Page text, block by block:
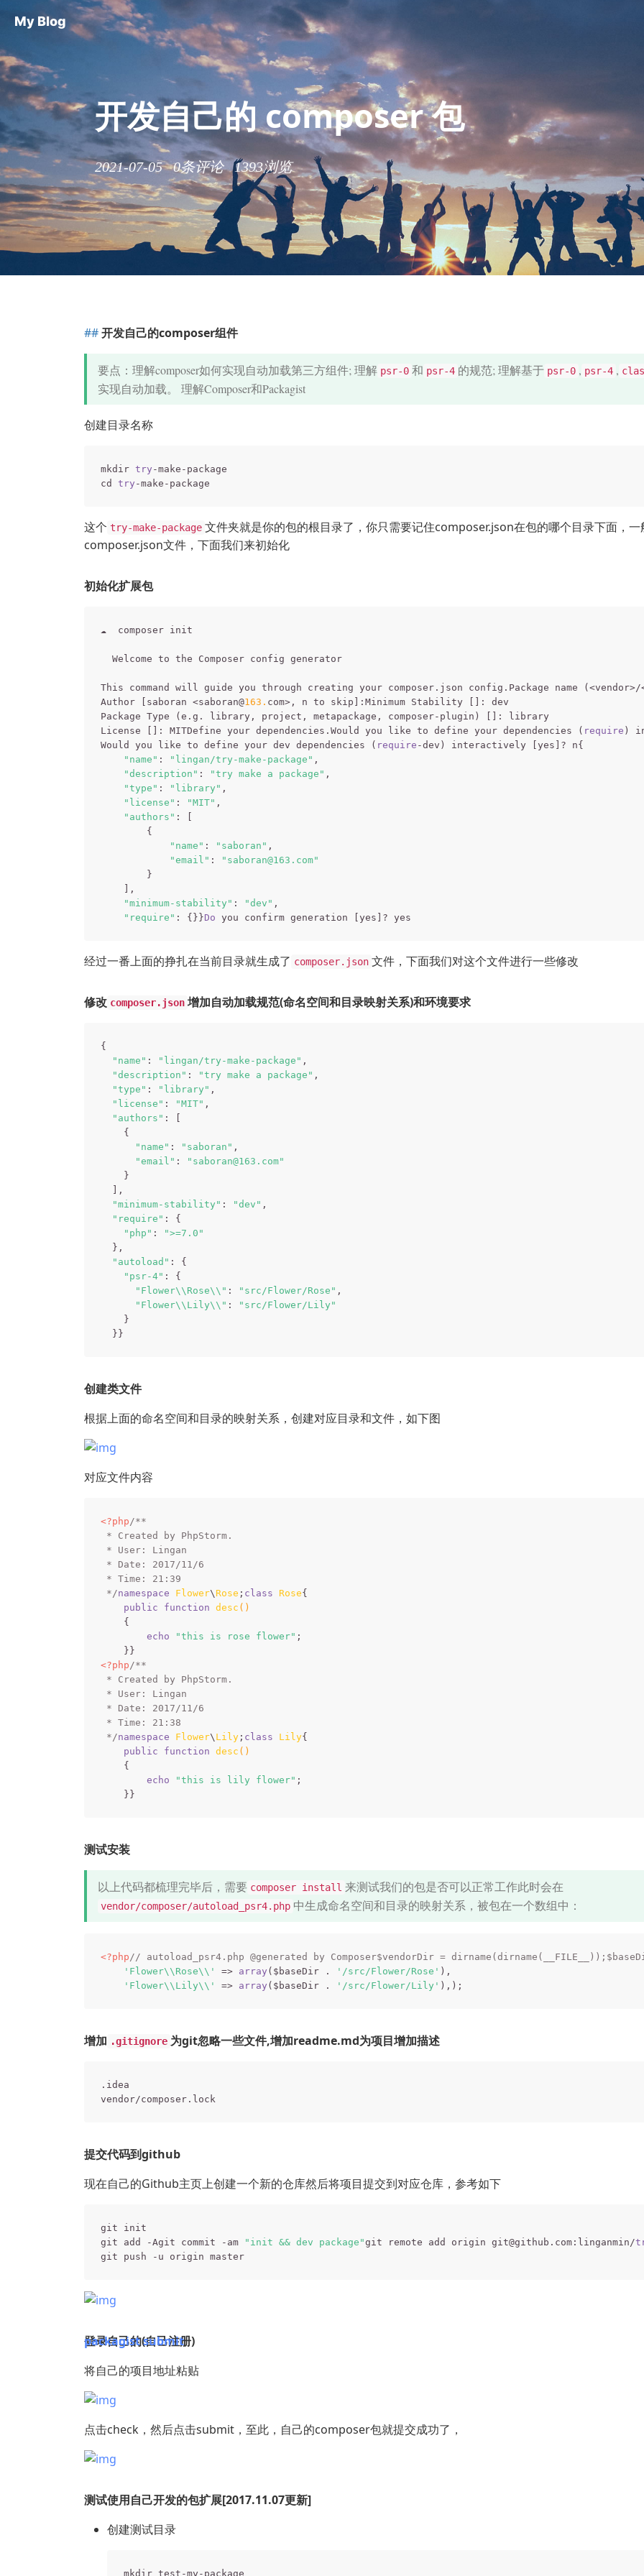
My Blog
开发自己的 composer 包
2021-07-050条评论1393浏览
开发自己的composer组件
要点：理解composer如何实现自动加载第三方组件; 理解 psr-0 和 psr-4 的规范; 理解基于 psr-0 , psr-4 ,
实现自动加载。 理解Composer和Packagist
创建目录名称
mkdir try -make-package
cd try
这个 try-make-package 文件夹就是你的包的根目录了，你只需要记住composer.json在包的哪个目录下面，
composer.json文件，下面我们来初始化
初始化扩展包
☁  composer init
  Welcome to the Composer config generator
This command will guide you through creating your composer.json config.Package name (<vendor>/
Author [saboran <saboran@163. com>, n to skip]:Minimum Stability []: dev
Package Type (e.g. library, project, metapackage, composer-plugin) []: library
License []: MITDefine your dependencies.Would you like to define your dependencies ( require )
Would you like to define your dev dependencies ( require -dev) interactively [yes]? n{
"name" : "lingan/try-make-package" ,
"description" : "try make a package" ,
"type" : "library" ,
"license" : "MIT" ,
"authors" : [
        {
"name" : "saboran" ,
"email" :
"saboran@163.com"
        }
    ],
"minimum-stability" : "dev" ,
"require" : {}}Do
经过一番上面的挣扎在当前目录就生成了 composer.json 文件，下面我们对这个文件进行一些修改
修改 composer.json 增加自动加载规范(命名空间和目录映射关系)和环境要求
{
"name" : "lingan/try-make-package" ,
"description" : "try make a package" ,
"type" : "library" ,
"license" : "MIT" ,
"authors" : [
    {
"name" : "saboran" ,
"email" :
"saboran@163.com"
    }
  ],
"minimum-stability" : "dev" ,
"require" : {
"php" :
">=7.0"
  },
"autoload" : {
"psr-4" : {
"Flower\\Rose\\" : "src/Flower/Rose" ,
"Flower\\Lily\\" :
"src/Flower/Lily"
    }
创建类文件
根据上面的命名空间和目录的映射关系，创建对应目录和文件，如下图
对应文件内容
<?php /**
* Created by PhpStorm.
* User: Lingan
* Date: 2017/11/6
* Time: 21:39
*/namespace Flower\ Rose ; class Rose{
public
function desc ()
{
echo
"this is rose flower" ;
<?php /**
* Created by PhpStorm.
* User: Lingan
* Date: 2017/11/6
* Time: 21:38
*/namespace Flower\ Lily; class Lily{
public
function desc ()
{
echo
"this is lily flower" ;
测试安装
以上代码都梳理完毕后，需要 composer install 来测试我们的包是否可以正常工作此时会在
vendor/composer/autoload_psr4.php 中生成命名空间和目录的映射关系，被包在一个数组中：
<?php // autoload_psr4.php @generated by Composer$vendorDir =
'Flower\\Rose\\'
=> array ($baseDir . '/src/Flower/Rose' ),
'Flower\\Lily\\'
=> array ($baseDir . '/src/Flower/Lily'
增加 .gitignore 为git忽略一些文件,增加readme.md为项目增加描述
.idea
提交代码到github
现在自己的Github主页上创建一个新的仓库然后将项目提交到对应仓库，参考如下
git init
git add -Agit commit -am
"init && dev package"git remote add origin git@github.com:linganmin/
git push -u origin master
登录自己的
packagist submit
(自己注册)
将自己的项目地址粘贴
点击check，然后点击submit，至此，自己的composer包就提交成功了，
测试使用自己开发的包扩展[2017.11.07更新]
创建测试目录
mkdir test-my-package